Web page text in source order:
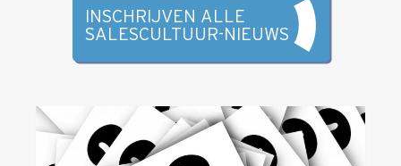
De partners
Commerciële diagnoses
(Sales)Cultuurtransformaties
INSCHRIJVEN ALLE
SALESCULTUUR-NIEUWS